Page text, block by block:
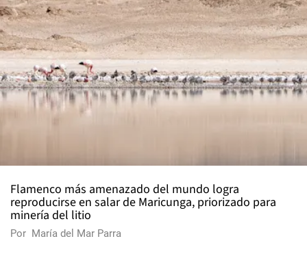
Flamenco más amenazado del mundo logra
reproducirse en salar de Maricunga, priorizado para
minería del litio
Por María del Mar Parra